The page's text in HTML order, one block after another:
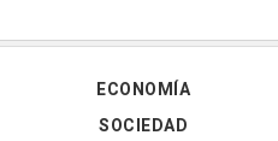
ECONOMÍA
SOCIEDAD